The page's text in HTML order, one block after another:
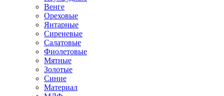
Венге
Ореховые
Янтарные
Сиреневые
Салатовые
Фиолетовые
Мятные
Золотые
Синие
Материал